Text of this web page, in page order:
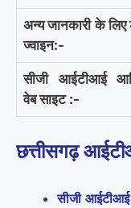
अन्य जानकारी के लिए
ज्वाइन:-
सीजी आईटीआई
वेब साइट :-
छत्तीसगढ़
सीजी आईटीआई